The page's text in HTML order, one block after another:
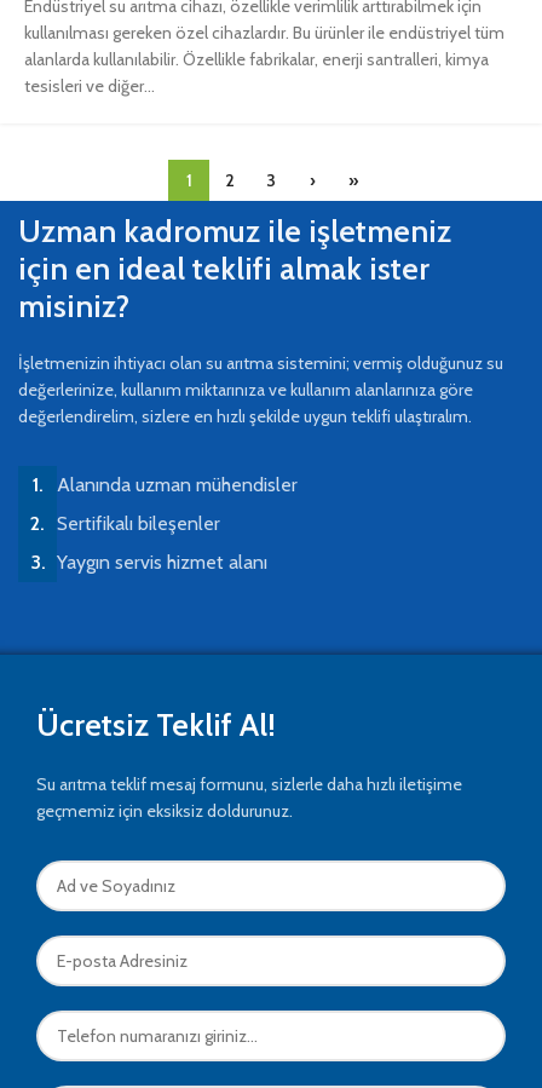
Endüstriyel su arıtma cihazı, özellikle verimlilik arttırabilmek için
kullanılması gereken özel cihazlardır. Bu ürünler ile endüstriyel tüm
alanlarda kullanılabilir. Özellikle fabrikalar, enerji santralleri, kimya
tesisleri ve diğer...
1 2 3 › »
Uzman kadromuz ile işletmeniz
için en ideal teklifi almak ister
misiniz?
İşletmenizin ihtiyacı olan su arıtma sistemini; vermiş olduğunuz su
değerlerinize, kullanım miktarınıza ve kullanım alanlarınıza göre
değerlendirelim, sizlere en hızlı şekilde uygun teklifi ulaştıralım.
Alanında uzman mühendisler
Sertifikalı bileşenler
Yaygın servis hizmet alanı
Ücretsiz Teklif Al!
Su arıtma teklif mesaj formunu, sizlerle daha hızlı iletişime
geçmemiz için eksiksiz doldurunuz.